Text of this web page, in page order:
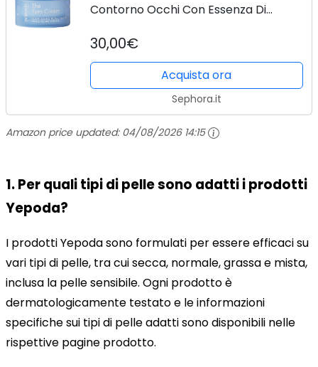
Contorno Occhi Con Essenza Di
hydrate The Eyes Cream 15ml - Donna
30,00€
Acquista ora
Sephora.it
Amazon price updated: 04/08/2026 14:15
1. Per quali tipi di pelle sono adatti i prodotti
Yepoda?
I prodotti Yepoda sono formulati per essere efficaci su
vari tipi di pelle, tra cui secca, normale, grassa e mista,
inclusa la pelle sensibile. Ogni prodotto è
dermatologicamente testato e le informazioni
specifiche sui tipi di pelle adatti sono disponibili nelle
rispettive pagine prodotto.